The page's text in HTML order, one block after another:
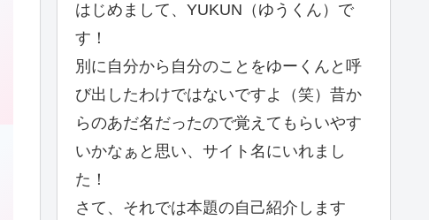
はじめまして、YUKUN（ゆうくん）で
す！
別に自分から自分のことをゆーくんと呼
び出したわけではないですよ（笑）昔か
らのあだ名だったので覚えてもらいやす
いかなぁと思い、サイト名にいれまし
た！
さて、それでは本題の自己紹介します